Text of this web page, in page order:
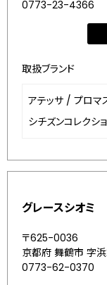
0773-23-4366
取扱ブランド
アテッサ / プロマ
シチズンコレクシ
グレースシオミ
〒625-0036
京都府 舞鶴市 字
0773-62-0370